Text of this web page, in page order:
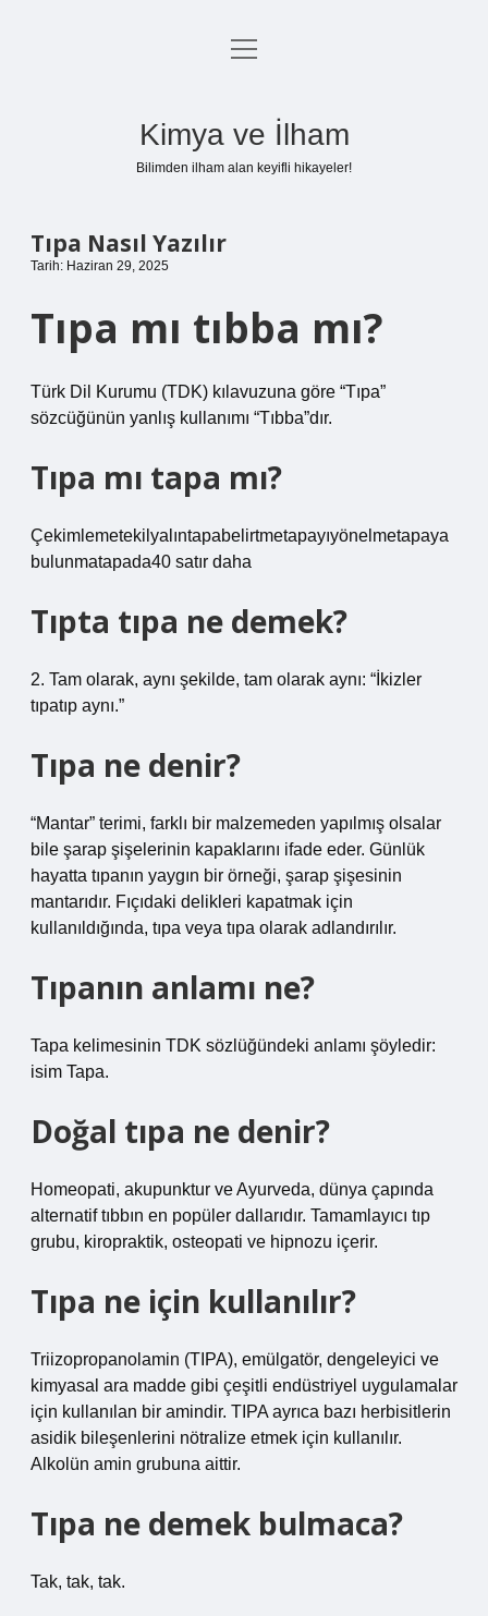
Anasayfa
menüyü
Kimya ve İlham
Bilimden ilham alan keyifli hikayeler!
Tıpa Nasıl Yazılır
Tarih: Haziran 29, 2025
Tıpa mı tıbba mı?
Türk Dil Kurumu (TDK) kılavuzuna göre “Tıpa”
sözcüğünün yanlış kullanımı “Tıbba”dır.
Tıpa mı tapa mı?
Çekimlemetekilyalıntapabelirtmetapayıyönelmetapaya
bulunmatapada40 satır daha
Tıpta tıpa ne demek?
2. Tam olarak, aynı şekilde, tam olarak aynı: “İkizler
tıpatıp aynı.”
Tıpa ne denir?
“Mantar” terimi, farklı bir malzemeden yapılmış olsalar
bile şarap şişelerinin kapaklarını ifade eder. Günlük
hayatta tıpanın yaygın bir örneği, şarap şişesinin
mantarıdır. Fıçıdaki delikleri kapatmak için
kullanıldığında, tıpa veya tıpa olarak adlandırılır.
Tıpanın anlamı ne?
Tapa kelimesinin TDK sözlüğündeki anlamı şöyledir:
isim Tapa.
Doğal tıpa ne denir?
Homeopati, akupunktur ve Ayurveda, dünya çapında
alternatif tıbbın en popüler dallarıdır. Tamamlayıcı tıp
grubu, kiropraktik, osteopati ve hipnozu içerir.
Tıpa ne için kullanılır?
Triizopropanolamin (TIPA), emülgatör, dengeleyici ve
kimyasal ara madde gibi çeşitli endüstriyel uygulamalar
için kullanılan bir amindir. TIPA ayrıca bazı herbisitlerin
asidik bileşenlerini nötralize etmek için kullanılır.
Alkolün amin grubuna aittir.
Tıpa ne demek bulmaca?
Tak, tak, tak.